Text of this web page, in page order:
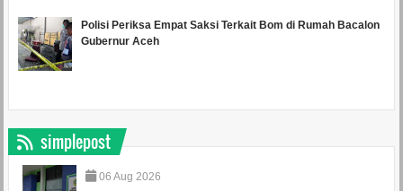
Polisi Periksa Empat Saksi Terkait Bom di Rumah Bacalon
Gubernur Aceh
simplepost
06 Aug 2026